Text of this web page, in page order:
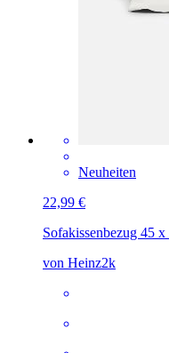
Neuheiten
22,99 €
Sofakissenbezug 45
von Heinz2k